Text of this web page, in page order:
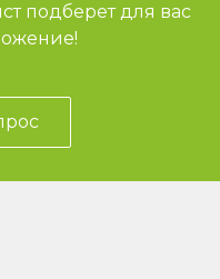
подберет для вас